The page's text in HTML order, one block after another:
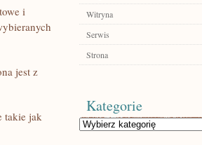
i⁤
jest z
takie jak
Witryna
Serwis
Strona
Kategorie
Kategorie